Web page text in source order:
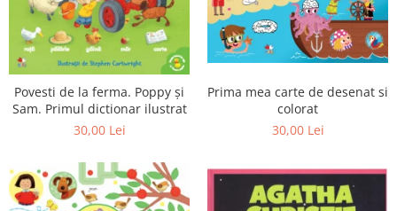
Povesti de la ferma. Poppy și
Sam. Primul dictionar ilustrat
30,00 Lei
Prima mea carte de desenat si
colorat
30,00 Lei